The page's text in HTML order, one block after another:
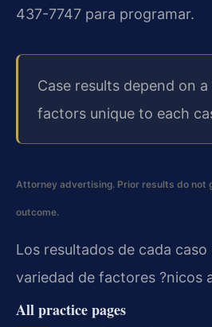
437-7747 para programar.
Case results depend on
factors unique to each
Attorney advertising. Prior results do not
outcome.
Los resultados de cada
variedad de factores ?nicos
All practice pages